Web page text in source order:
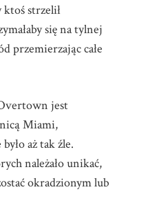
strzelił
się na tylnej
przemierzając całe
jest
Miami,
aż tak źle.
należało unikać,
okradzionym lub